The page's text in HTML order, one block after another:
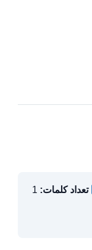
تعداد کلمات: 1